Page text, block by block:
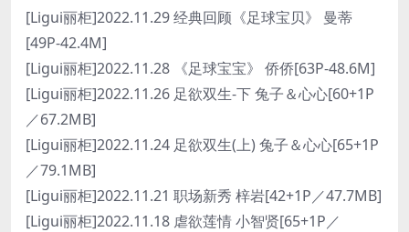
[Ligui丽柜]2022.11.29 经典回顾《足球宝贝》 曼蒂
[49P-42.4M]
[Ligui丽柜]2022.11.28 《足球宝宝》 侨侨[63P-48.6M]
[Ligui丽柜]2022.11.26 足欲双生-下 兔子＆心心[60+1P
／67.2MB]
[Ligui丽柜]2022.11.24 足欲双生(上) 兔子＆心心[65+1P
／79.1MB]
[Ligui丽柜]2022.11.21 职场新秀 梓岩[42+1P／47.7MB]
[Ligui丽柜]2022.11.18 虐欲莲情 小智贤[65+1P／